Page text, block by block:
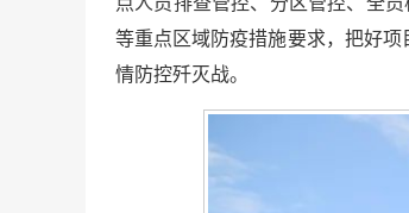
等重点区域防疫措施要求，把好
情防控歼灭战。